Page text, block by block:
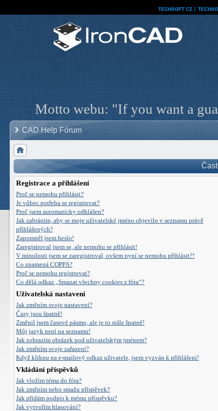
TECHSOFT CZ
Motto webu: "If you want a
CAD Help Fórum
Registrace a přihlášení
Proč se nemohu přihlásit?
Je vůbec potřeba se registrovat?
Proč jsem automaticky odhlášen?
Jak zabráním, aby se moje uživatelské jméno objevilo v seznamu právě
přihlášených?
Zapomněl jsem heslo!
Zaregistroval jsem se, ale nemohu se přihlásit!
V minulosti jsem se zaregistroval, ovšem nyní se nemohu přihlásit?!
Co znamená COPPA?
Proč se nemohu registrovat?
Co dělá odkaz „Smazat všechny cookies z fóra“?
Uživatelská nastavení
Jak změním svoje nastavení?
Časy jsou špatně!
Změnil jsem časové pásmo, ale je to stále špatně!
Můj jazyk není na seznamu!
Jak zobrazím obrázek pod uživatelským jménem?
Jak změním svoje zařazení?
Když kliknu na e-mailový odkaz uživatele, jsem vyzván k přihlášení!
Vkládání příspěvků
Jak vložím téma do fóra?
Jak změním nebo smažu příspěvek?
Jak přidám podpis k mému příspěvku?
Jak vytvořím hlasování?